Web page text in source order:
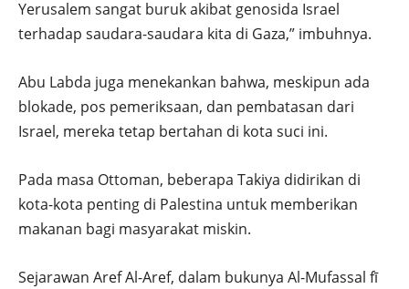
Yerusalem sangat buruk akibat genosida Israel
terhadap saudara-saudara kita di Gaza,” imbuhnya.
Abu Labda juga menekankan bahwa, meskipun ada
blokade, pos pemeriksaan, dan pembatasan dari
Israel, mereka tetap bertahan di kota suci ini.
Pada masa Ottoman, beberapa Takiya didirikan di
kota-kota penting di Palestina untuk memberikan
makanan bagi masyarakat miskin.
Sejarawan Aref Al-Aref, dalam bukunya Al-Mufassal fī